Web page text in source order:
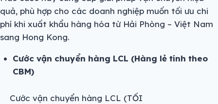
quả, phù hợp cho các doanh nghiệp muốn tối ưu chi
phí khi xuất khẩu hàng hóa từ Hải Phòng – Việt Nam
sang Hong Kong.
Cước vận chuyển hàng LCL (Hàng lẻ tính theo
CBM)
Cước vận chuyển hàng LCL (TỐI